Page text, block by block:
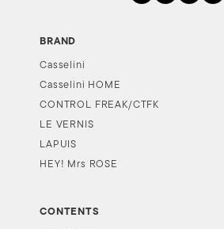
BRAND
Casselini
Casselini HOME
CONTROL FREAK/CTFK
LE VERNIS
LAPUIS
HEY! Mrs ROSE
CONTENTS